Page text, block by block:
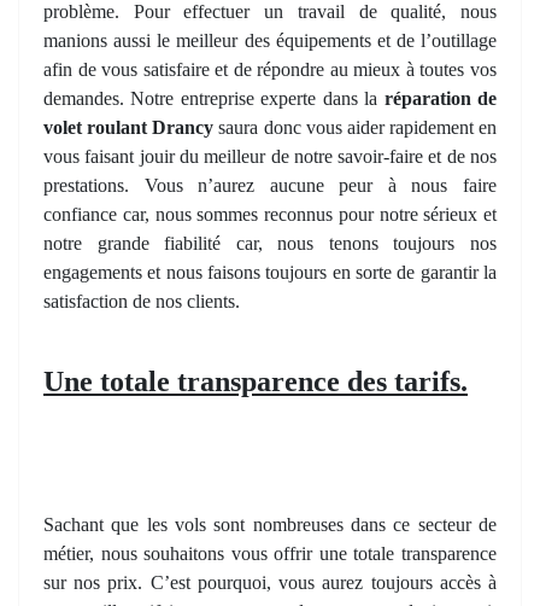
problème. Pour effectuer un travail de qualité, nous
manions aussi le meilleur des équipements et de l’outillage
afin de vous satisfaire et de répondre au mieux à toutes vos
demandes. Notre entreprise experte dans la réparation de
volet roulant Drancy saura donc vous aider rapidement en
vous faisant jouir du meilleur de notre savoir-faire et de nos
prestations. Vous n’aurez aucune peur à nous faire
confiance car, nous sommes reconnus pour notre sérieux et
notre grande fiabilité car, nous tenons toujours nos
engagements et nous faisons toujours en sorte de garantir la
satisfaction de nos clients.
Une totale transparence des tarifs.
Sachant que les vols sont nombreuses dans ce secteur de
métier, nous souhaitons vous offrir une totale transparence
sur nos prix. C’est pourquoi, vous aurez toujours accès à